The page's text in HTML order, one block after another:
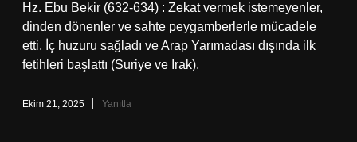
Hz. Ebu Bekir (632-634) : Zekat vermek istemeyenler,
dinden dönenler ve sahte peygamberlerle mücadele
etti. İç huzuru sağladı ve Arap Yarımadası dışında ilk
fetihleri başlattı (Suriye ve Irak).
Ekim 21, 2025 Yanıtla